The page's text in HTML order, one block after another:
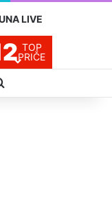
LIVE
TOP
PRIČE
skin